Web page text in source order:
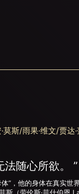
斯/雨果·维文/贾达·
随心所欲。 ”
，他的身体在真实世
斯（劳伦斯·菲什伯恩